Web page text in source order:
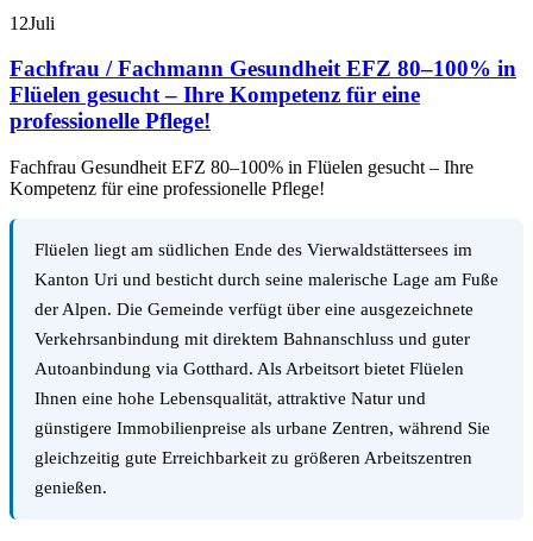
12Juli
Fachfrau / Fachmann Gesundheit EFZ 80–100% in
Flüelen gesucht – Ihre Kompetenz für eine
professionelle Pflege!
Fachfrau Gesundheit EFZ 80–100% in Flüelen gesucht – Ihre
Kompetenz für eine professionelle Pflege!
Flüelen liegt am südlichen Ende des Vierwaldstättersees im
Kanton Uri und besticht durch seine malerische Lage am Fuße
der Alpen. Die Gemeinde verfügt über eine ausgezeichnete
Verkehrsanbindung mit direktem Bahnanschluss und guter
Autoanbindung via Gotthard. Als Arbeitsort bietet Flüelen
Ihnen eine hohe Lebensqualität, attraktive Natur und
günstigere Immobilienpreise als urbane Zentren, während Sie
gleichzeitig gute Erreichbarkeit zu größeren Arbeitszentren
genießen.